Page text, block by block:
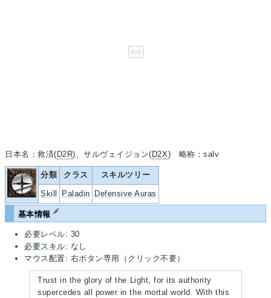
日本名：救済(D2R)、サルヴェイジョン(D2X) 略称：salv
分類 クラス スキルツリー
Skill Paladin Defensive Auras
基本情報
必要レベル: 30
必要スキル: なし
マウス配置: 右ボタン専用（クリック不要）
Trust in the glory of the Light, for its authority
supercedes all power in the mortal world. With this